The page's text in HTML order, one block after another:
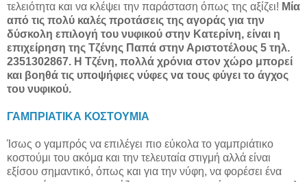
τελειότητα και να κλέψει την παράσταση όπως της αξίζει! Μία
από τις πολύ καλές προτάσεις της αγοράς για την
δύσκολη επιλογή του νυφικού στην Κατερίνη, είναι η
επιχείρηση της Τζένης Παπά στην Αριστοτέλους 5 τηλ.
2351302867. Η Τζένη, πολλά χρόνια στον χώρο μπορεί
και βοηθά τις υποψήφιες νύφες να τους φύγει το άγχος
του νυφικού.
ΓΑΜΠΡΙΑΤΙΚΑ ΚΟΣΤΟΥΜΙΑ
Ίσως ο γαμπρός να επιλέγει πιο εύκολα το γαμπριάτικο
κοστούμι του ακόμα και την τελευταία στιγμή αλλά είναι
εξίσου σημαντικό, όπως και για την νύφη, να φορέσει ένα